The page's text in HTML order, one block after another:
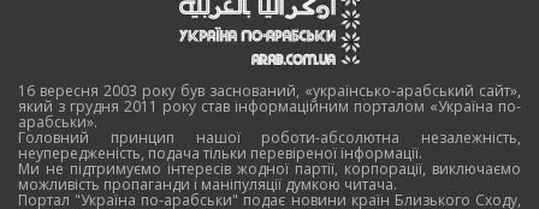
16 вересня 2003 року був заснований, «українсько-арабський сайт»,
який з грудня 2011 року став інформаційним порталом «Україна по-
арабськи».
Головний принцип нашої роботи-абсолютна незалежність,
неупередженість, подача тільки перевіреної інформації.
Ми не підтримуємо інтересів жодної партії, корпорації, виключаємо
можливість пропаганди і маніпуляції думкою читача.
Портал "Україна по-арабськи" подає новини країн Близького Сходу,